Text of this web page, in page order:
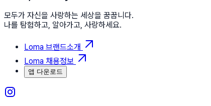
모두가 자신을 사랑하는 세상을 꿈꿉니다.
나를 탐험하고, 알아가고, 사랑하세요.
Loma 브랜드소개
Loma 채용정보
앱 다운로드